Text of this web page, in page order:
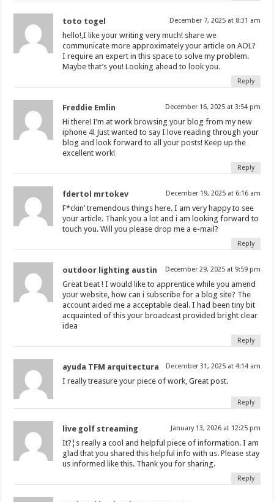
toto togel December 7, 2025 at 8:31 am
hello!,I like your writing very much! share we
communicate more approximately your article on AOL?
I require an expert in this space to solve my problem.
Maybe that’s you! Looking ahead to look you.
Reply
Freddie Emlin December 16, 2025 at 3:54 pm
Hi there! I’m at work browsing your blog from my new
iphone 4! Just wanted to say I love reading through your
blog and look forward to all your posts! Keep up the
excellent work!
Reply
fdertol mrtokev December 19, 2025 at 6:16 am
F*ckin’ tremendous things here. I am very happy to see
your article. Thank you a lot and i am looking forward to
touch you. Will you please drop me a e-mail?
Reply
outdoor lighting austin December 29, 2025 at 9:59 pm
Great beat ! I would like to apprentice while you amend
your website, how can i subscribe for a blog site? The
account aided me a acceptable deal. I had been tiny bit
acquainted of this your broadcast provided bright clear
idea
Reply
ayuda TFM arquitectura December 31, 2025 at 4:14 am
I really treasure your piece of work, Great post.
Reply
live golf streaming January 13, 2026 at 12:25 pm
It?¦s really a cool and helpful piece of information. I am
glad that you shared this helpful info with us. Please stay
us informed like this. Thank you for sharing.
Reply